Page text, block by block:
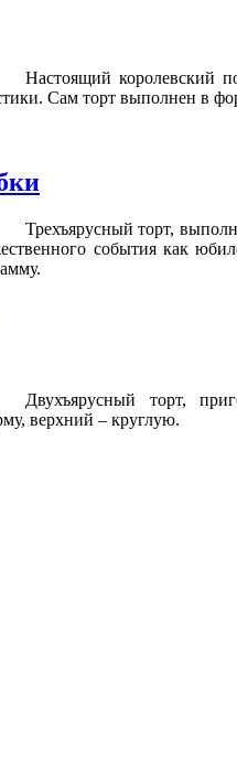
Настоящий королевский
Сам торт выполнен в
Трехъярусный торт,
события как
Двухъярусный торт,
верхний – круглую.